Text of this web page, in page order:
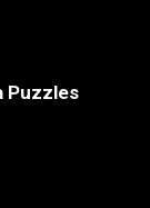
Puzzles